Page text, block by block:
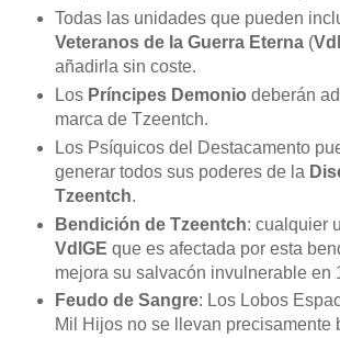
Todas las unidades que pueden
Veteranos de la Guerra Eterna(
añadirla sin coste.
Los Príncipes Demonio deberán
marca de Tzeentch.
Los Psíquicos del Destacamento
generar todos sus poderes de la
Tzeentch.
Bendición de Tzeentch: cualquier
VdlGE que es afectada por esta
mejora su salvacón invulnerable en
Feudo de Sangre: Los Lobos
Mil Hijos no se llevan precisamente